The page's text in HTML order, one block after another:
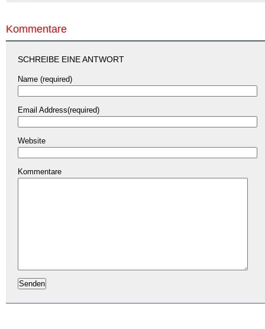
Kommentare
SCHREIBE EINE ANTWORT
Name (required)
Email Address(required)
Website
Kommentare